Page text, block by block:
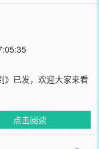
》已发，欢迎大家来看
点击阅读